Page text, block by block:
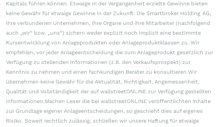
Kapitals führen können. Etwaige in der Vergangenheit erzielte Gewinne bieten
keine Gewähr für etwaige Gewinne in der Zukunft. Die Smartbroker Holding AG,
ihre verbundenen Unternehmen, ihre Organe und ihre Mitarbeiter (nachfolgend
auch „wir“ bzw. „uns“) sichern weder explizit noch implizit eine bestimmte
Kursentwicklung von Anlageprodukten oder Anlageproduktklassen zu. Wir
empfehlen, vor jeder Anlageentscheidung die zum Anlageprodukt gesetzlich zur
Verfügung zu stellenden Informationen (z.B. den Verkaufsprospekt) zur
Kenntnis zu nehmen und einen fachkundigen Berater zu konsultieren.Wir
übernehmen keine Gewähr für die Aktualität, Richtigkeit, Angemessenheit,
Qualität und Vollständigkeit der auf wallstreetONLINE zur Verfügung gestellten
Informationen.Machen Leser die bei wallstreetONLINE veröffentlichten Inhalte
zur Grundlage eigener Anlageentscheidungen, so geschieht dies auf eigenes
Risiko. Soweit rechtlich zulässig, schließen wir unsere Haftung für etwaige